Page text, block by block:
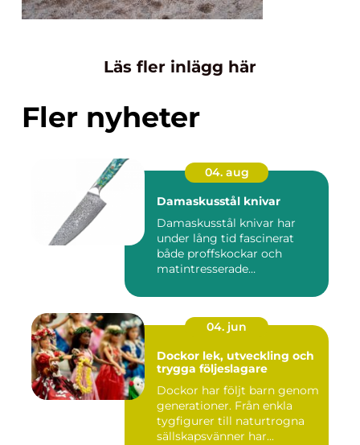
Läs fler inlägg här
Fler nyheter
04. aug
Damaskusstål knivar
Damaskusstål knivar har
under lång tid fascinerat
både proffskockar och
matintresserade
04. jun
Dockor lek, utveckling och
trygga följeslagare
Dockor har följt barn genom
generationer. Från enkla
tygfigurer till naturtrogna
sällskapsvänner har...